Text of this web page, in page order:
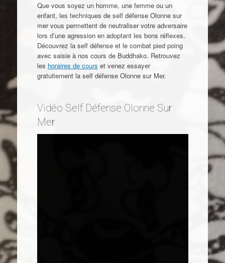
Que vous soyez un homme, une femme ou un
enfant, les techniques de self défense Olonne sur
mer vous permettent de neutraliser votre adversaire
lors d’une agression en adoptant les bons réflexes.
Découvrez la self défense et le combat pied poing
avec saisie à nos cours de Buddhako. Retrouvez
les horaires de cours et venez essayer
gratuitement la self défense Olonne sur Mer.
Vidéo Self Défense Olonne Sur
Mer